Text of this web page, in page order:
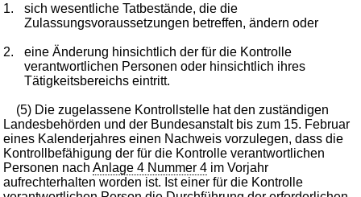
1.
sich wesentliche Tatbestände, die die
Zulassungsvoraussetzungen betreffen, ändern oder
2.
eine Änderung hinsichtlich der für die Kontrolle
verantwortlichen Personen oder hinsichtlich ihres
Tätigkeitsbereichs eintritt.
(5) Die zugelassene Kontrollstelle hat den zuständigen
Landesbehörden und der Bundesanstalt bis zum 15. Februar
eines Kalenderjahres einen Nachweis vorzulegen, dass die
Kontrollbefähigung der für die Kontrolle verantwortlichen
Personen nachAnlage 4 Nummer 4 im Vorjahr
aufrechterhalten worden ist. Ist einer für die Kontrolle